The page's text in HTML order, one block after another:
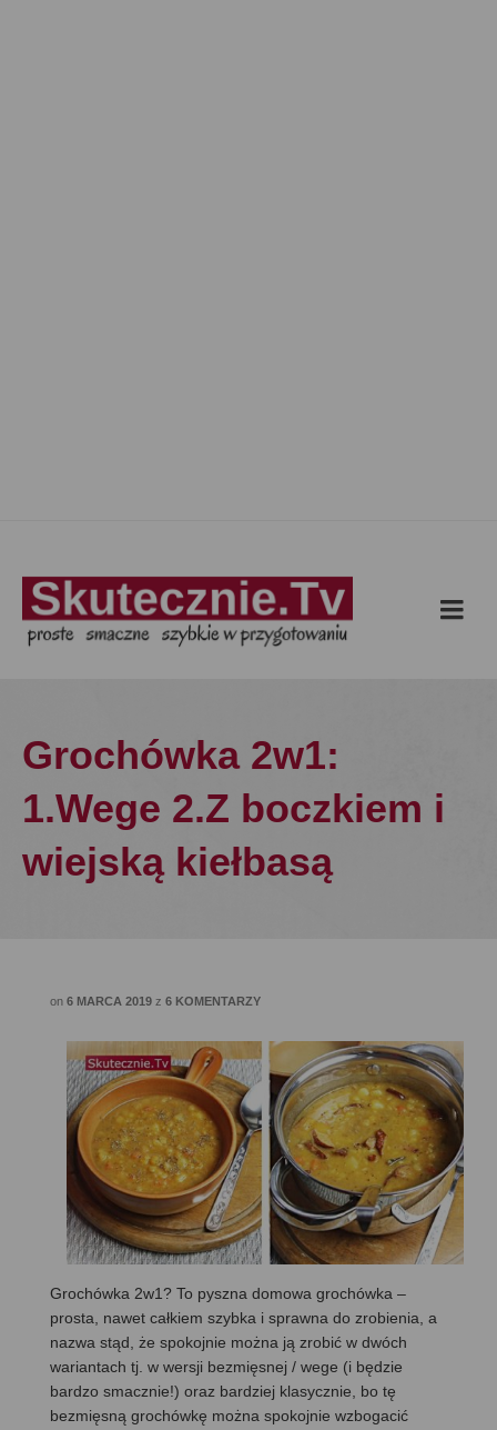
Grochówka 2w1:
1.Wege 2.Z boczkiem i
wiejską kiełbasą
on 6 MARCA 2019 z 6 KOMENTARZY
Grochówka 2w1? To pyszna domowa grochówka –
prosta, nawet całkiem szybka i sprawna do zrobienia, a
nazwa stąd, że spokojnie można ją zrobić w dwóch
wariantach tj. w wersji bezmięsnej / wege (i będzie
bardzo smacznie!) oraz bardziej klasycznie, bo tę
bezmięsną grochówkę można spokojnie wzbogacić